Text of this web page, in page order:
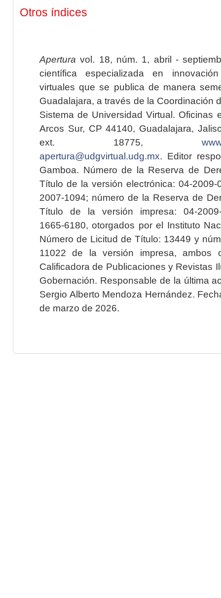
Otros índices
Apertura vol. 18, núm. 1, abril -
científica especializada en
virtuales que se publica de manera
Guadalajara, a través de la Coordinación
Sistema de Universidad Virtual. Oficinas
Arcos Sur, CP 44140, Guadalajara,
ext. 18775,
apertura@udgvirtual.udg.mx. Editor
Gamboa. Número de la Reserva de
Título de la versión electrónica: 04-2009-
2007-1094; número de la Reserva de
Título de la versión impresa: 04-2009-
1665-6180, otorgados por el Instituto
Número de Licitud de Título: 13449 y
11022 de la versión impresa, ambos
Calificadora de Publicaciones y Revistas
Gobernación. Responsable de la última
Sergio Alberto Mendoza Hernández.
de marzo de 2026.